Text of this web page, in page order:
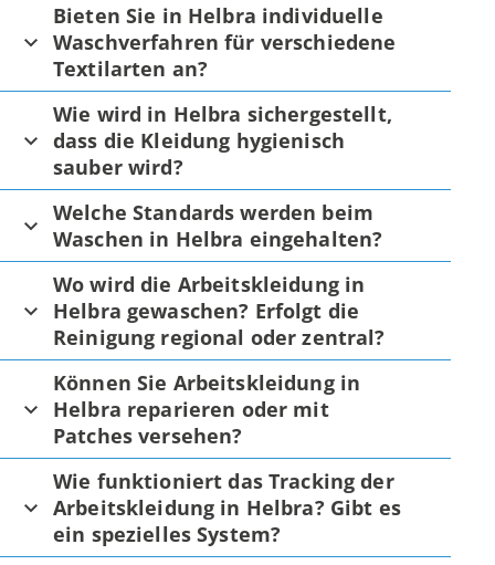
Bieten Sie in Helbra individuelle
Waschverfahren für verschiedene
Textilarten an?
Wie wird in Helbra sichergestellt,
dass die Kleidung hygienisch
sauber wird?
Welche Standards werden beim
Waschen in Helbra eingehalten?
Wo wird die Arbeitskleidung in
Helbra gewaschen? Erfolgt die
Reinigung regional oder zentral?
Können Sie Arbeitskleidung in
Helbra reparieren oder mit
Patches versehen?
Wie funktioniert das Tracking der
Arbeitskleidung in Helbra? Gibt es
ein spezielles System?